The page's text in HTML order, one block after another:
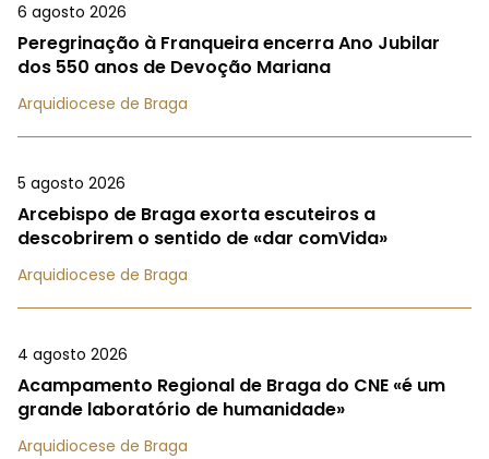
6 agosto 2026
Peregrinação à Franqueira encerra Ano Jubilar
dos 550 anos de Devoção Mariana
Arquidiocese de Braga
5 agosto 2026
Arcebispo de Braga exorta escuteiros a
descobrirem o sentido de «dar comVida»
Arquidiocese de Braga
4 agosto 2026
Acampamento Regional de Braga do CNE «é um
grande laboratório de humanidade»
Arquidiocese de Braga